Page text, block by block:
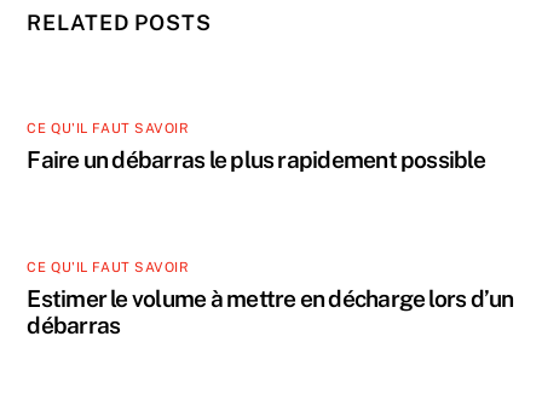
RELATED POSTS
CE QU'IL FAUT SAVOIR
Faire un débarras le plus rapidement possible
CE QU'IL FAUT SAVOIR
Estimer le volume à mettre en décharge lors d’un
débarras